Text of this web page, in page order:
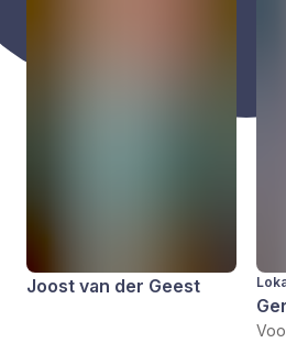
Joost van der Geest